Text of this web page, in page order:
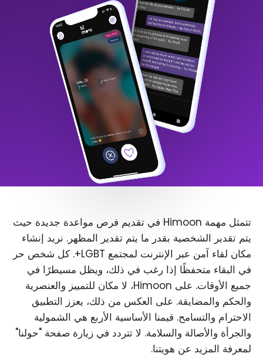
تتمثل مهمة Himoon في تقديم فرص مواعدة جديدة حيث
يتم تقدير الشخصية بقدر ما يتم تقدير المظهر. نريد إنشاء
مكان لقاء آمن عبر الإنترنت لمجتمع LGBT+. كل شخص حر
في البقاء متحفظًا إذا رغب في ذلك، ويظل مسيطرًا في
جميع الأوقات. على Himoon، لا مكان للتمييز والعنصرية
والحكم والمضايقة. على العكس من ذلك، يعزز التطبيق
الاحترام والتسامح. قيمنا الأساسية الأربع هي الشمولية
والجرأة والأصالة والسلامة. لا تتردد في زيارة صفحة "حولنا"
لمعرفة المزيد عن هويتنا.